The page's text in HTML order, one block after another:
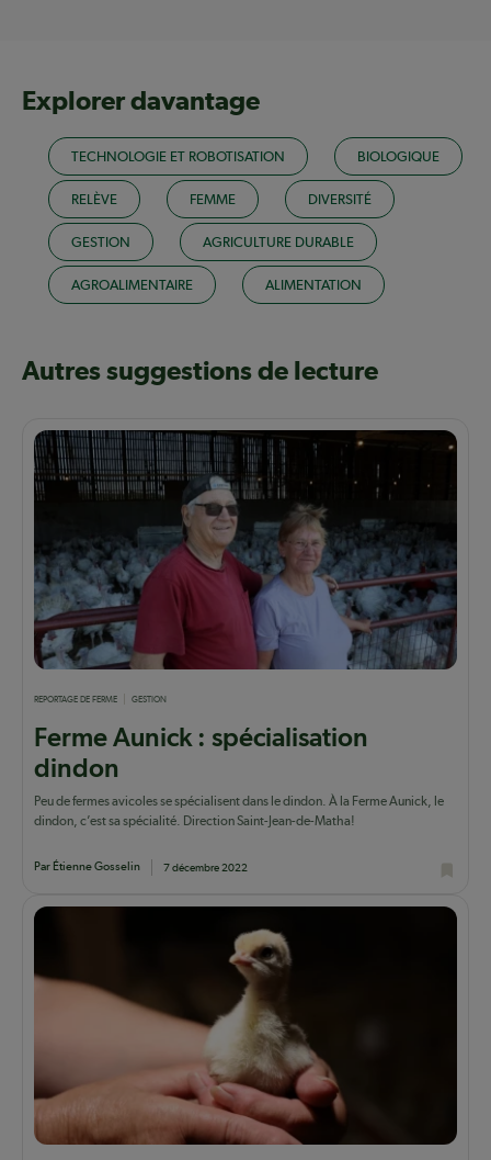
Explorer davantage
TECHNOLOGIE ET ROBOTISATION BIOLOGIQUE
RELÈVE FEMME DIVERSITÉ
GESTION AGRICULTURE DURABLE
AGROALIMENTAIRE ALIMENTATION
Autres suggestions de lecture
REPORTAGE DE FERME GESTION
Ferme Aunick : spécialisation
dindon
Peu de fermes avicoles se spécialisent dans le dindon. À la Ferme Aunick, le
dindon, c’est sa spécialité. Direction Saint-Jean-de-Matha!
Par Étienne Gosselin 7 décembre 2022